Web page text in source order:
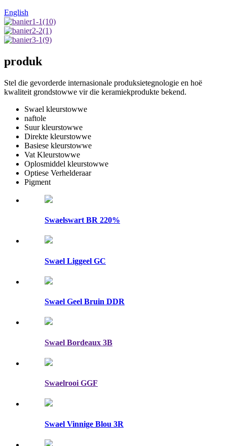
English
produk
Stel die gevorderde internasionale produksietegnologie en hoë
kwaliteit grondstowwe vir die keramiekprodukte bekend.
Swael kleurstowwe
naftole
Suur kleurstowwe
Direkte kleurstowwe
Basiese kleurstowwe
Vat Kleurstowwe
Oplosmiddel kleurstowwe
Optiese Verhelderaar
Pigment
Swaelswart BR 220%
Swael Liggeel GC
Swael Geel Bruin DDR
Swael Bordeaux 3B
Swaelrooi GGF
Swael Vinnige Blou 3R